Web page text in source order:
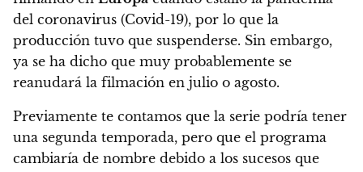
del coronavirus (Covid-19), por lo que la
producción tuvo que suspenderse. Sin embargo,
ya se ha dicho que muy probablemente se
reanudará la filmación en julio o agosto.
Previamente te contamos que la serie podría tener
una segunda temporada, pero que el programa
cambiaría de nombre debido a los sucesos que